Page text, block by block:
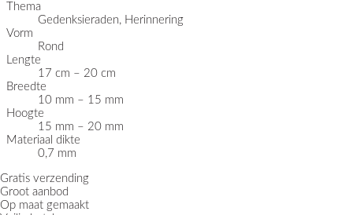
Thema
Gedenksieraden, Herinnering
Vorm
Rond
Lengte
17 cm – 20 cm
Breedte
10 mm – 15 mm
Hoogte
15 mm – 20 mm
Materiaal dikte
0,7 mm
Gratis verzending
Groot aanbod
Op maat gemaakt